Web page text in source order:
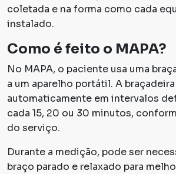
coletada e na forma como cada
instalado.
Como é feito o MAPA?
No MAPA, o paciente usa uma
a um aparelho portátil. A
automaticamente em intervalos
cada 15, 20 ou 30 minutos,
do serviço.
Durante a medição, pode ser
braço parado e relaxado para